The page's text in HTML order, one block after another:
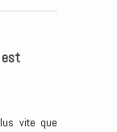
est
vite que